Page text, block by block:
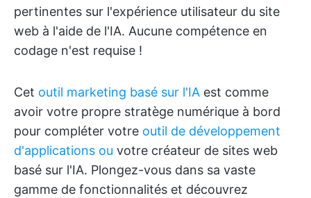
pertinentes sur l'expérience utilisateur du site
web à l'aide de l'IA. Aucune compétence en
codage n'est requise !
Cet outil marketing basé sur l'IA est comme
avoir votre propre stratège numérique à bord
pour compléter votre outil de développement
d'applications ou votre créateur de sites web
basé sur l'IA. Plongez-vous dans sa vaste
gamme de fonctionnalités et découvrez